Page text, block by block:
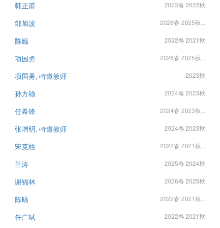
韩正甫 2023春 2022秋
邹旭波 2026春 2025秋...
陈巍 2022春 2021秋
项国勇 2026春 2025秋...
项国勇, 特邀教师 2023秋
孙方稳 2024春 2023秋
任希锋 2024春 2023秋...
张增明, 特邀教师 2024春 2023秋
宋克柱 2022春 2021秋...
兰涛 2025春 2024秋
谢锦林 2026春 2025秋
陈旸 2022春 2021秋...
任广斌 2022春 2021秋